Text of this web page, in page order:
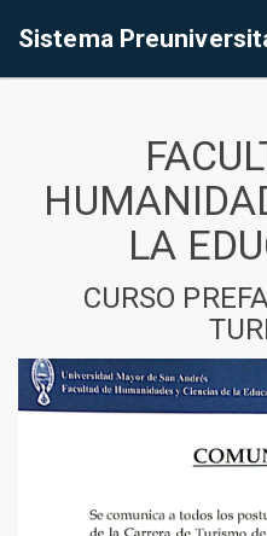
Sistema
LA
CURSO